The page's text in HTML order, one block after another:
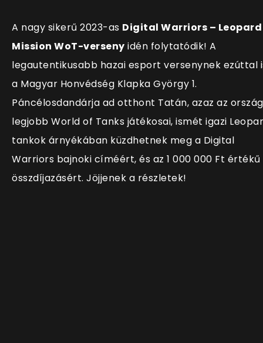
A nagy sikerű 2023-as Digital Warriors – Leopard
Mission WoT-verseny idén folytatódik! A
legautentikusabb hazai esport versenynek ezúttal
a Magyar Honvédség Klapka György 1.
Páncélosdandárja ad otthont Tatán, azaz az ország
legjobb World of Tanks játékosai, ismét igazi
tankok árnyékában küzdhetnek meg a Digital
Warriors bajnoki címéért, és az 1 000 000 Ft értékű
összdíjazásért. Jöjjenek a részletek!